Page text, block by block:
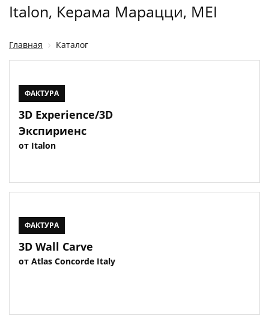
Italon, Керама Марацци, MEI
Главная Каталог
ФАКТУРА
3D Experience/3D
Экспириенс
от Italon
ФАКТУРА
3D Wall Carve
от Atlas Concorde Italy